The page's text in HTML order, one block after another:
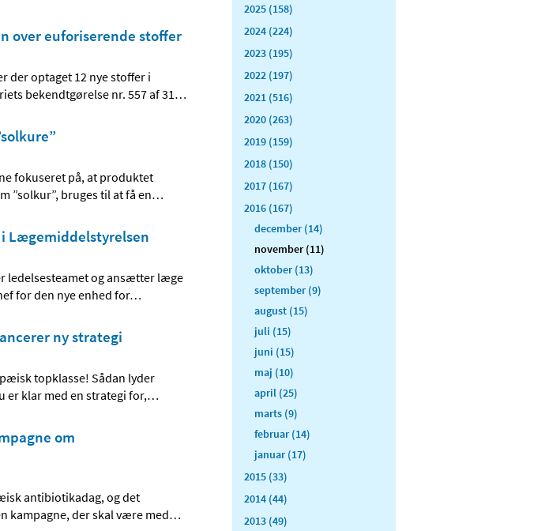
over euforiserende stoffer
der optaget 12 nye stoffer i
bekendtgørelse nr. 557 af 31…
fokuseret på, at produktet
”solkur”, bruges til at få en…
Lægemiddelstyrelsen
ledelsesteamet og ansætter læge
for den nye enhed for…
ny strategi
topklasse! Sådan lyder
er klar med en strategi for,…
om
antibiotikadag, og det
kampagne, der skal være med…
2025 (158)
2024 (224)
2023 (195)
2022 (197)
2021 (516)
2020 (263)
2019 (159)
2018 (150)
2017 (167)
2016 (167)
december (14)
november (11)
oktober (13)
september (9)
august (15)
juli (15)
juni (15)
maj (10)
april (25)
marts (9)
februar (14)
januar (17)
2015 (33)
2014 (44)
2013 (49)